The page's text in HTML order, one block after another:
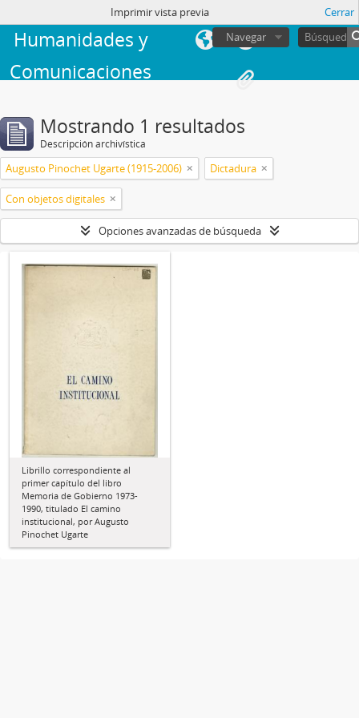
Facultad de
Humanidades y
Comunicaciones
sesión
Navegar
Imprimir vista previa Cerrar
Mostrando 1 resultados
Descripción archivística
Augusto Pinochet Ugarte (1915-2006) Dictadura
Con objetos digitales
Opciones avanzadas de búsqueda
Librillo correspondiente al
primer capítulo del libro
Memoria de Gobierno 1973-
1990, titulado El camino
institucional, por Augusto
Pinochet Ugarte